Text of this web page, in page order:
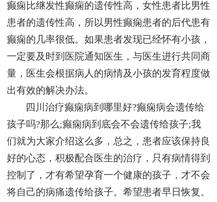
癫痫比继发性癫痫的遗传性高，女性患者比男性
患者的遗传性高，所以男性癫痫患者的后代患有
癫痫的几率很低。如果患者发现已经怀有小孩，
一定要及时到医院通知医生，与医生进行共同商
量，医生会根据病人的病情及小孩的发育程度做
出有效的解决办法。
四川治疗癫痫病到哪里好?癫痫病会遗传给
孩子吗?那么;癫痫病到底会不会遗传给孩子;我
们就为大家介绍这么多，总之，患者应该保持良
好的心态，积极配合医生的治疗，只有病情得到
控制了，才有希望孕育一个健康的孩子，才不会
将自己的病痛遗传给孩子。希望患者早日恢复。